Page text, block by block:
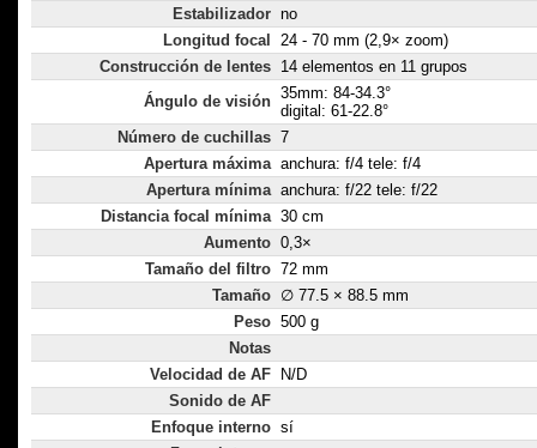
Estabilizador no
Longitud focal
24 - 70 mm (2,9× zoom)
Construcción de lentes 14 elementos en 11 grupos
Ángulo de visión 35mm: 84-34.3°
digital: 61-22.8°
Número de cuchillas 7
Apertura máxima anchura: f/4 tele: f/4
Apertura mínima anchura: f/22 tele: f/22
Distancia focal mínima 30 cm
Aumento 0,3×
Tamaño del filtro 72 mm
Tamaño ∅ 77.5 × 88.5 mm
Peso 500 g
Notas
Velocidad de AF
N/D
Sonido de AF
Enfoque interno sí